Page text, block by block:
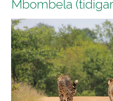
Mbombela